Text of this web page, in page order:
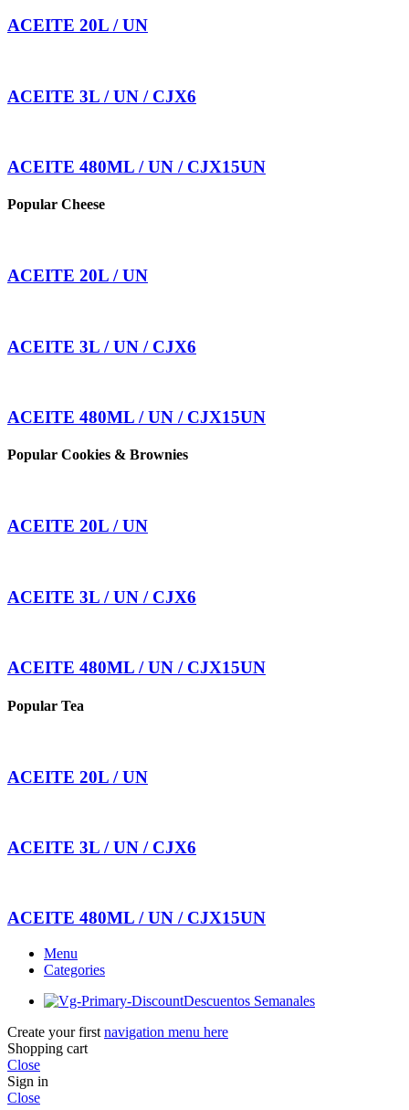
ACEITE 20L / UN
ACEITE 3L / UN / CJX6
ACEITE 480ML / UN / CJX15UN
Popular Cheese
ACEITE 20L / UN
ACEITE 3L / UN / CJX6
ACEITE 480ML / UN / CJX15UN
Popular Cookies & Brownies
ACEITE 20L / UN
ACEITE 3L / UN / CJX6
ACEITE 480ML / UN / CJX15UN
Popular Tea
ACEITE 20L / UN
ACEITE 3L / UN / CJX6
ACEITE 480ML / UN / CJX15UN
Menu
Categories
Descuentos Semanales
Create your first navigation menu here
Shopping cart
Close
Sign in
Close